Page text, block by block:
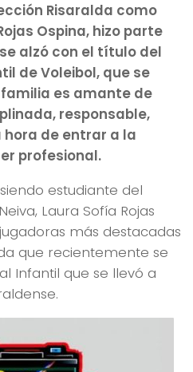
Risaralda como
Ospina, hizo parte
alzó con el título del
de Voleibol, que se
familia es amante de
responsable,
hora de entrar a la
profesional.
estudiante del
Laura Sofía Rojas
más destacadas
que recientemente se
Infantil que se llevó a